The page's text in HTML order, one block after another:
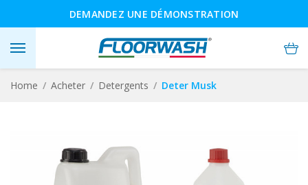
DEMANDEZ UNE DÉMONSTRATION
Home Acheter Detergents Deter Musk